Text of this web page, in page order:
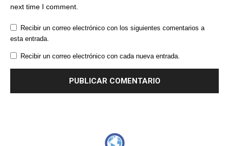
next time I comment.
Recibir un correo electrónico con los siguientes comentarios a
esta entrada.
Recibir un correo electrónico con cada nueva entrada.